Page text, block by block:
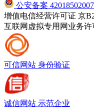
公安备案
增值电信经营许可证 京
互联网虚拟专用网业务许
可信网站 身份验证
诚信网站 示范企业